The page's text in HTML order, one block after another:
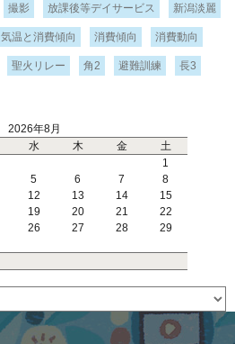
撮影 放課後等デイサービス 新潟淡麗
気温と消費傾向 消費傾向 消費動向
聖火リレー 角2 避難訓練 長3
2026年8月
水 木 金 土
1
5 6 7
8
12 13 14
15
19 20 21
22
26 27 28
29